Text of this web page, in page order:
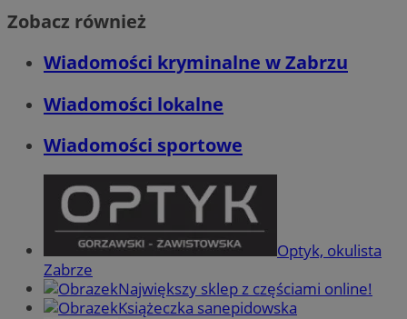
Zobacz również
Wiadomości kryminalne w Zabrzu
Wiadomości lokalne
Wiadomości sportowe
Optyk, okulista
Zabrze
Największy sklep z częściami online!
Książeczka sanepidowska